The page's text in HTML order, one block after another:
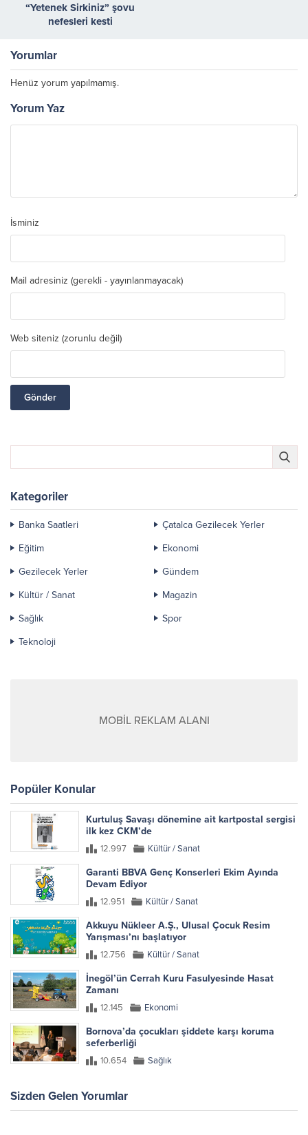
“Yetenek Sirkiniz” şovu
nefesleri kesti
Yorumlar
Henüz yorum yapılmamış.
Yorum Yaz
İsminiz
Mail adresiniz (gerekli - yayınlanmayacak)
Web siteniz (zorunlu değil)
Kategoriler
Banka Saatleri
Çatalca Gezilecek Yerler
Eğitim
Ekonomi
Gezilecek Yerler
Gündem
Kültür / Sanat
Magazin
Sağlık
Spor
Teknoloji
MOBİL REKLAM ALANI
Popüler Konular
Kurtuluş Savaşı dönemine ait kartpostal sergisi
ilk kez CKM’de
12.997 Kültür / Sanat
Garanti BBVA Genç Konserleri Ekim Ayında
Devam Ediyor
12.951 Kültür / Sanat
Akkuyu Nükleer A.Ş., Ulusal Çocuk Resim
Yarışması’nı başlatıyor
12.756 Kültür / Sanat
İnegöl’ün Cerrah Kuru Fasulyesinde Hasat
Zamanı
12.145 Ekonomi
Bornova’da çocukları şiddete karşı koruma
seferberliği
10.654 Sağlık
Sizden Gelen Yorumlar